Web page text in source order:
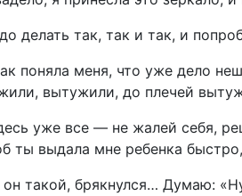
делать так, так и так, и
поняла меня, что уже дело
вытужили, до плечей
уже все — не жалей себя,
ты выдала мне ребенка
такой, брякнулся… Думаю: